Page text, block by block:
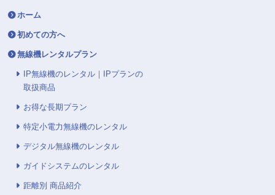
ホーム
初めての方へ
無線機レンタルプラン
IP無線機のレンタル｜IPプランの
取扱商品
お得な長期プラン
特定小電力無線機のレンタル
デジタル無線機のレンタル
ガイドシステムのレンタル
距離別 商品紹介